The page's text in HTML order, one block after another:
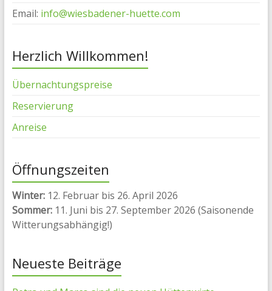
Email: info@wiesbadener-huette.com
Herzlich Willkommen!
Übernachtungspreise
Reservierung
Anreise
Öffnungszeiten
Winter:12. Februar bis 26. April 2026
Sommer: 11. Juni bis 27. September 2026 (Saisonende
Witterungsabhängig!)
Neueste Beiträge